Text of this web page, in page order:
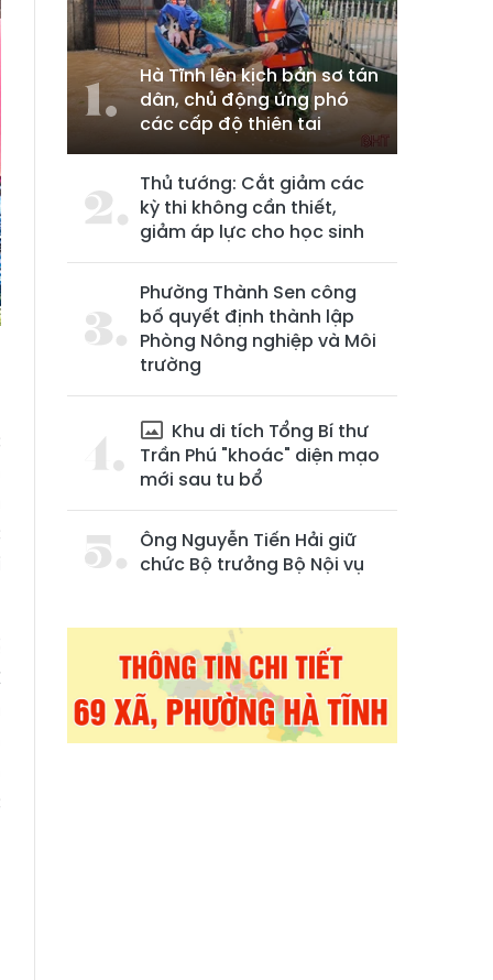
Hà Tĩnh lên kịch bản sơ tán
dân, chủ động ứng phó
các cấp độ thiên tai
Thủ tướng: Cắt giảm các
kỳ thi không cần thiết,
giảm áp lực cho học sinh
Phường Thành Sen công
bố quyết định thành lập
Phòng Nông nghiệp và Môi
trường
Khu di tích Tổng Bí thư
Trần Phú "khoác" diện mạo
mới sau tu bổ
Ông Nguyễn Tiến Hải giữ
chức Bộ trưởng Bộ Nội vụ